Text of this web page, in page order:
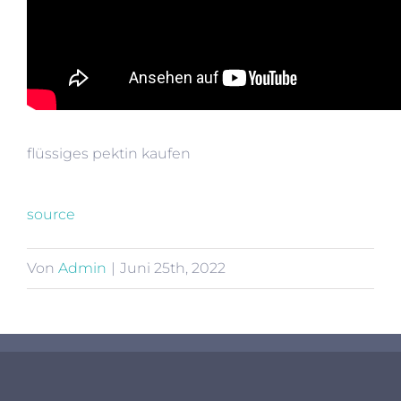
flüssiges pektin kaufen
source
Von Admin | Juni 25th, 2022